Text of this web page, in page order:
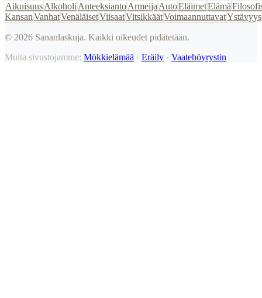
AikuisuusAlkoholi AnteeksiantoArmeija AutoEläimetElämä
KansanVanhatVenäläisetViisaatVitsikkäätVoimaannuttavatYstävyys
© 2026 Sananlaskuja. Kaikki oikeudet pidätetään.
Muita sivustojamme: Mökkielämää · Eräily · Vaatehöyrystin